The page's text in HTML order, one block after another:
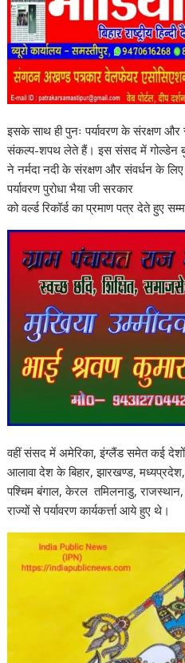
इसके साथ ही पुनः पर्यावरण के संरक्षण और
संकल्प-शपथ लेते हैं। इस संसद में गोल्डेन
ने नर्मदा नदी के संरक्षण और संवर्धन के
पर्यावरण पुरोधा भैया जी सरकार
को वर्ल्ड रिकॉर्ड का प्रमाण पत्र देते हुए
वहीं संसद में अमेरिका, इंग्लैंड समेत कई देशों
आलावा देश के बिहार, झारखण्ड,
पश्चिम बंगाल, केरल तमिलनाडु,
राज्यों से पर्यावरण कार्यकर्त्ता आये हुए थे।